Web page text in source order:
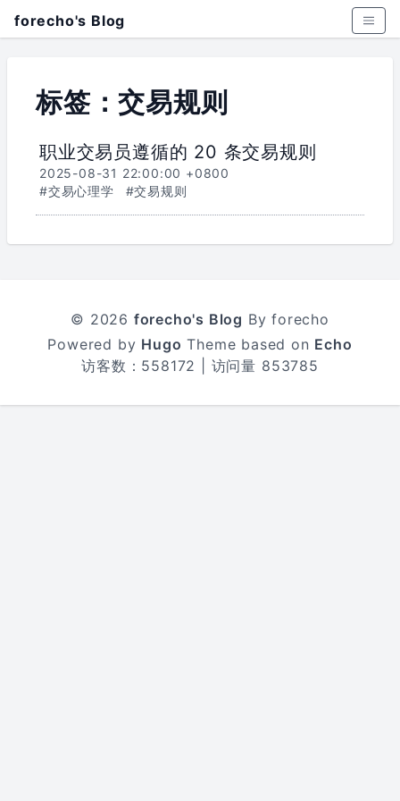
forecho's Blog
标签：交易规则
职业交易员遵循的 20 条交易规则
2025-08-31 22:00:00 +0800
#交易心理学
#交易规则
© 2026 forecho's Blog By forecho
Powered by Hugo Theme based on Echo
访客数： 558172 | 访问量 853785